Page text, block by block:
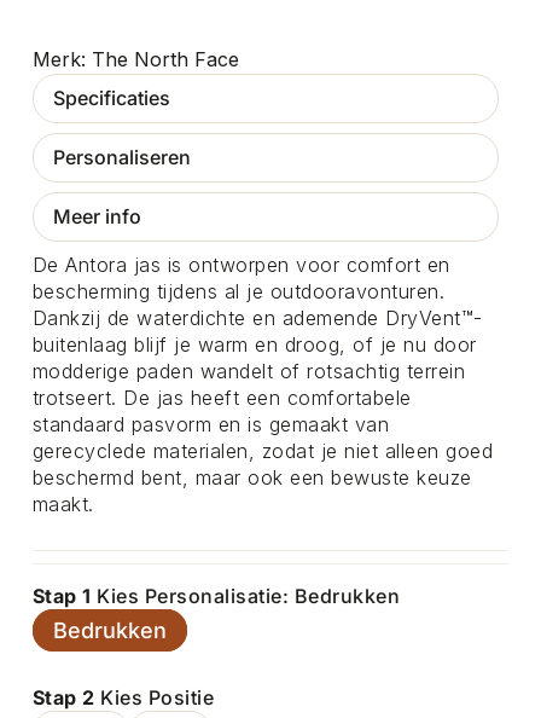
The North Face
Specificaties
Personaliseren
Meer info
De Antora jas is ontworpen voor comfort en
bescherming tijdens al je outdooravonturen.
Dankzij de waterdichte en ademende DryVent™-
buitenlaag blijf je warm en droog, of je nu door
modderige paden wandelt of rotsachtig terrein
trotseert. De jas heeft een comfortabele
standaard pasvorm en is gemaakt van
gerecyclede materialen, zodat je niet alleen goed
beschermd bent, maar ook een bewuste keuze
maakt.
Stap 1 Kies Personalisatie: Bedrukken
Bedrukken
Stap 2 Kies Positie